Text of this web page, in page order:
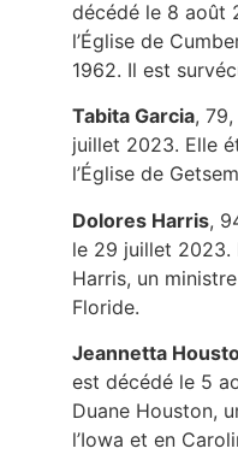
décédé le 8 août
l’Église de
1962. Il est
Tabita Garcia,
juillet 2023. Elle
l’Église de
Dolores Harris,
le 29 juillet 2023.
Harris, un
Floride.
Jeannetta
est décédé le 5
Duane Houston,
l’Iowa et en